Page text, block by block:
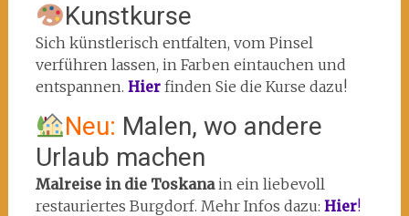
Kunstkurse
Sich künstlerisch entfalten, vom Pinsel
verführen lassen, in Farben eintauchen und
entspannen. Hier finden Sie die Kurse dazu!
Neu: Malen, wo andere
Urlaub machen
Malreise in die Toskanain ein liebevoll
restauriertes Burgdorf. Mehr Infos dazu: Hier!